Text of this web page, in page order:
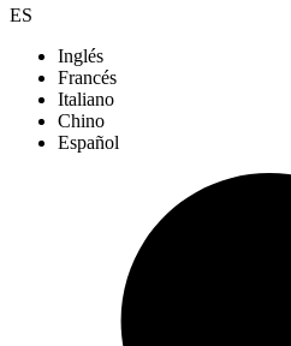
ES
Inglés
Francés
Italiano
Chino
Español